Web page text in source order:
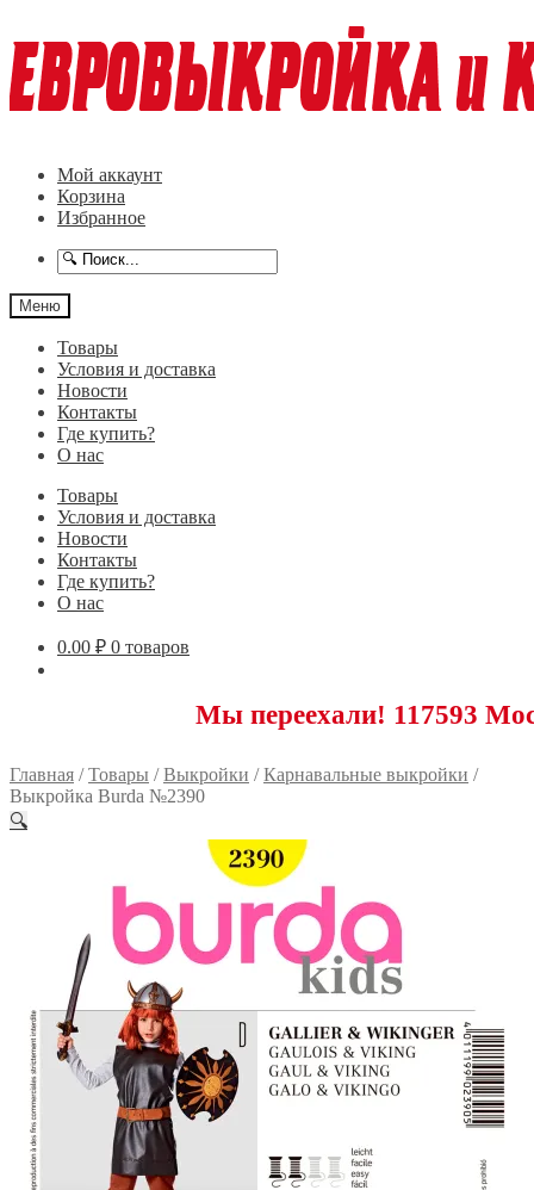
к
навигации
к
содержимому
Мой аккаунт
Корзина
Избранное
Меню
Товары
Условия и доставка
Новости
Контакты
Где купить?
О нас
Товары
Условия и доставка
Новости
Контакты
Где купить?
О нас
0.00 ₽ 0 товаров
Мы переехали! 117593 Москва,
Главная /Товары /Выкройки /Карнавальные выкройки /
Выкройка Burda №2390
🔍